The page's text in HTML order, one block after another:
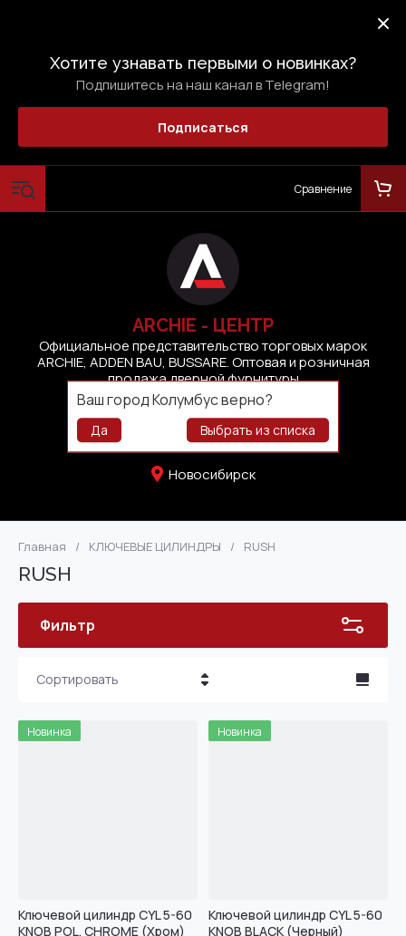
Хотите узнавать первыми о новинках?
Подпишитесь на наш канал в Telegram!
Подписаться
ARCHIE - ЦЕНТР
Официальное представительство торговых марок
ARCHIE, ADDEN BAU, BUSSARE. Оптовая и розничная
продажа дверной фурнитуры
+73832771107
Новосибирск
Ваш городКолумбусверно?
Да Выбрать из списка
Сравнение
Главная / КЛЮЧЕВЫЕ ЦИЛИНДРЫ / RUSH
RUSH
Фильтр
Сортировать
Новинка
Ключевой цилиндр CYL 5-60
KNOB POL. CHROME (Хром)
Новинка
Ключевой цилиндр CYL 5-60
KNOB BLACK (Черный)